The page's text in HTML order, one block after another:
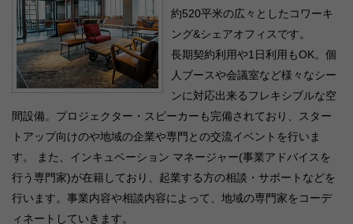
約520平米の広々としたコワーキ
ング&シェアオフィスです。
長期契約利用や1日利用もOK。個
人ブースや会議室など様々なシー
ンに対応出来るフレキシブルな空
間設備。プロジェクター・スピーカーも完備されており、スター
トアップ向けのや地域の企業や専門との交流イベントを行いま
す。 また、インキュベーション マネージャー(事業アドバイスを
行う専門家)が在籍しており、起業する方の相談・サポートなどを
行います。事業内容や相談内容によって、地域の専門家をコーデ
ィネートしていきます。